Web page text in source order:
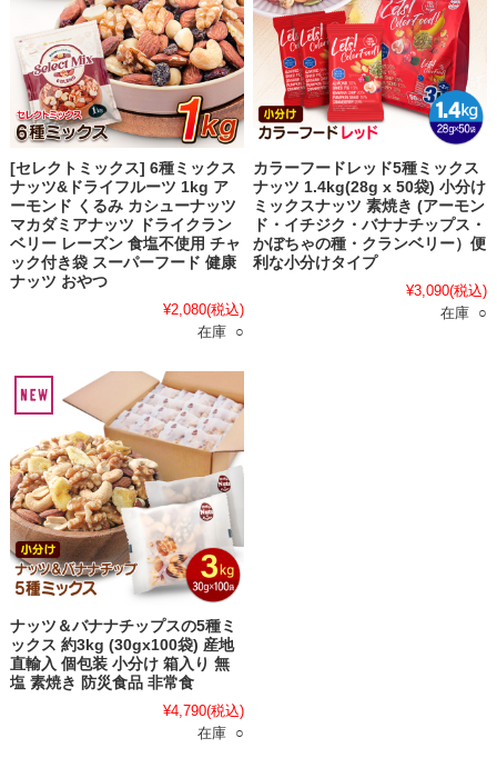
[セレクトミックス] 6種ミックス
ナッツ&ドライフルーツ 1kg ア
ーモンド くるみ カシューナッツ
マカダミアナッツ ドライクラン
ベリー レーズン 食塩不使用 チャ
ック付き袋 スーパーフード 健康
ナッツ おやつ
¥2,080(税込)
在庫 ○
カラーフードレッド5種ミックス
ナッツ 1.4kg(28g x 50袋) 小分け
ミックスナッツ 素焼き (アーモン
ド・イチジク・バナナチップス・
かぼちゃの種・クランベリー）便
利な小分けタイプ
¥3,090(税込)
在庫 ○
ナッツ＆バナナチップスの5種ミ
ックス 約3kg (30gx100袋) 産地
直輸入 個包装 小分け 箱入り 無
塩 素焼き 防災食品 非常食
¥4,790(税込)
在庫 ○